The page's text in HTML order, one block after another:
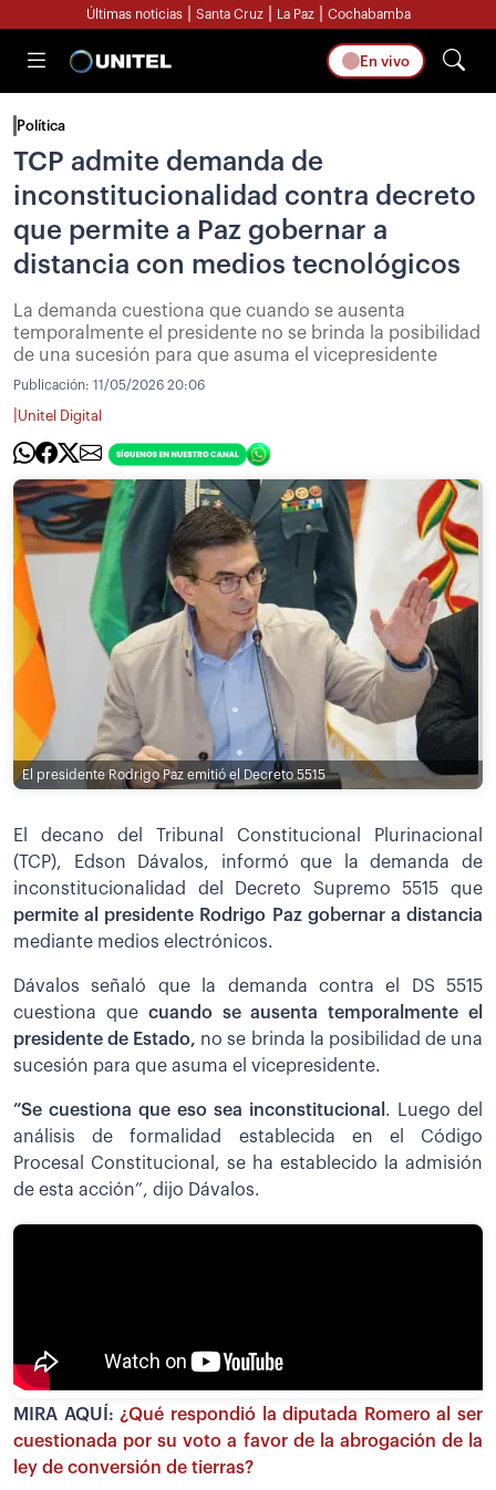
Últimas noticias Santa Cruz La Paz Cochabamba
En vivo
Política
TCP admite demanda de
inconstitucionalidad contra decreto
que permite a Paz gobernar a
distancia con medios tecnológicos
La demanda cuestiona que cuando se ausenta
temporalmente el presidente no se brinda la posibilidad
de una sucesión para que asuma el vicepresidente
Publicación: 11/05/2026 20:06
Unitel Digital
El presidente Rodrigo Paz emitió el Decreto 5515
El decano del Tribunal Constitucional Plurinacional
(TCP), Edson Dávalos, informó que la demanda de
inconstitucionalidad del Decreto Supremo 5515 que
permite al presidente Rodrigo Paz gobernar a distancia
mediante medios electrónicos.
Dávalos señaló que la demanda contra el DS 5515
cuestiona que cuando se ausenta temporalmente el
presidente de Estado, no se brinda la posibilidad de una
sucesión para que asuma el vicepresidente.
”Se cuestiona que eso sea inconstitucional . Luego del
análisis de formalidad establecida en el Código
Procesal Constitucional, se ha establecido la admisión
de esta acción”, dijo Dávalos.
MIRA AQUÍ:¿Qué respondió la diputada Romero al ser
cuestionada por su voto a favor de la abrogación de la
ley de conversión de tierras?